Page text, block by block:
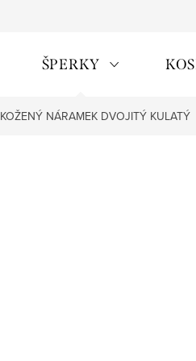
ŠPERKY
KOŽENÝ NÁRAMEK DVOJITÝ KULATÝ